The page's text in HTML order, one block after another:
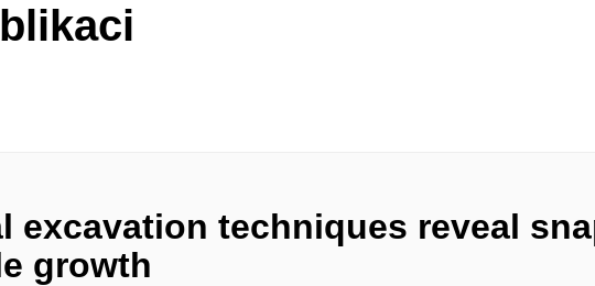
excavation techniques reveal
growth